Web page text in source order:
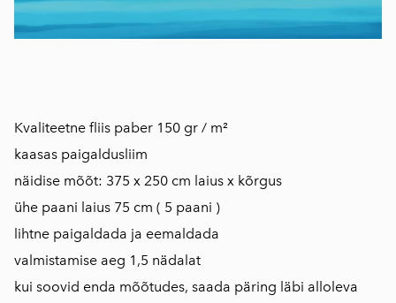
Kvaliteetne fliis paber 150 gr / m²
kaasas paigaldusliim
näidise mõõt: 375 x 250 cm laius x kõrgus
ühe paani laius 75 cm ( 5 paani )
lihtne paigaldada ja eemaldada
valmistamise aeg 1,5 nädalat
kui soovid enda mõõtudes, saada päring läbi alloleva